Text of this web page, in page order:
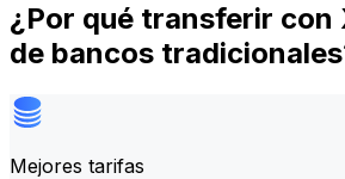
¿Por qué transferir con
de bancos
Mejores tarifas